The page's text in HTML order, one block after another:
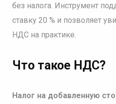
без налога. Инструмент
ставку 20 % и позволяет
НДС на практике.
Что такое НДС?
Налог на добавленную